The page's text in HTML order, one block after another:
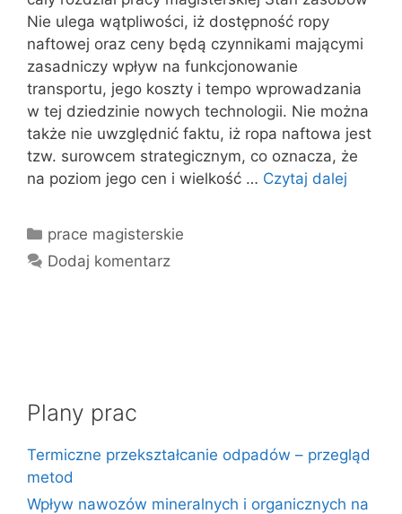
Nie ulega wątpliwości, iż dostępność ropy
naftowej oraz ceny będą czynnikami mającymi
zasadniczy wpływ na funkcjonowanie
transportu, jego koszty i tempo wprowadzania
w tej dziedzinie nowych technologii. Nie można
także nie uwzględnić faktu, iż ropa naftowa jest
tzw. surowcem strategicznym, co oznacza, że
na poziom jego cen i wielkość … Czytaj dalej
Kategorie
prace magisterskie
Dodaj komentarz
Plany prac
Termiczne przekształcanie odpadów – przegląd
metod
Wpływ nawozów mineralnych i organicznych na